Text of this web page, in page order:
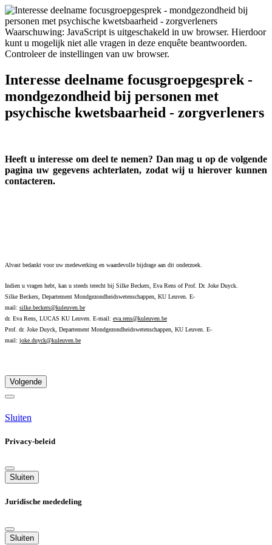
Waarschuwing: JavaScript is uitgeschakeld in uw browser. Hierdoor
kunt u mogelijk niet alle vragen in deze enquête beantwoorden.
Controleer de instellingen van uw browser.
Interesse deelname focusgroepgesprek -
mondgezondheid bij personen met
psychische kwetsbaarheid - zorgverleners
Heeft u interesse om deel te nemen? Dan mag u op de volgende
pagina uw gegevens achterlaten, zodat wij u hierover kunnen
contacteren.
Alvast bedankt voor uw medewerking en waardevolle bijdrage aan dit onderzoek.
Indien u vragen hebt, kan u steeds terecht bij Silke Beckers, Eva Rens of Prof. Dr. Joke Duyck.
Silke Beckers, Departement Mondgezondheidswetenschappen, KU Leuven. E-
mail: silke.beckers@kuleuven.be
dr. Eva Rens, LUCAS KU Leuven. E-mail: eva.rens@kuleuven.be
Prof. dr. Joke Duyck, Departement Mondgezondheidswetenschappen, KU Leuven. E-
mail: joke.duyck@kuleuven.be
Volgende
Sluiten
Privacy-beleid
Sluiten
Juridische mededeling
Sluiten